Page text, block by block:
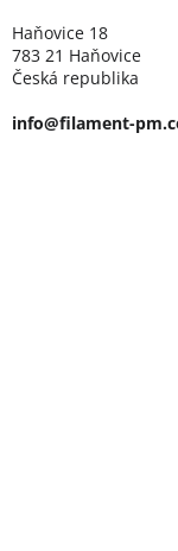
Haňovice 18
783 21 Haňovice
Česká republika
info@filament-